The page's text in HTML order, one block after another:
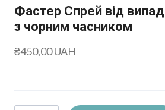
Фастер Спрей від
з чорним часником
₴450,00 UAH